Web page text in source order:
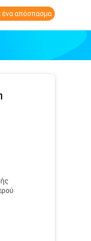
ένα απόσπασμα